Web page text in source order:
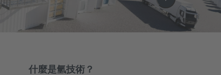
什麼是氫技術？